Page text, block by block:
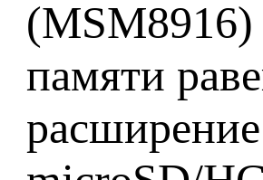
(MSM8916)
памяти